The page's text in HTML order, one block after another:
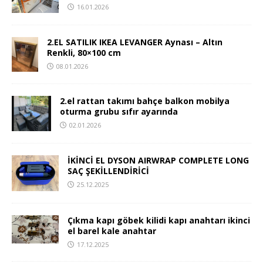
16.01.2026
2.EL SATILIK IKEA LEVANGER Aynası – Altın
Renkli, 80×100 cm
08.01.2026
2.el rattan takımı bahçe balkon mobilya
oturma grubu sıfır ayarında
02.01.2026
İKİNCİ EL DYSON AIRWRAP COMPLETE LONG
SAÇ ŞEKİLLENDİRİCİ
25.12.2025
Çıkma kapı göbek kilidi kapı anahtarı ikinci
el barel kale anahtar
17.12.2025